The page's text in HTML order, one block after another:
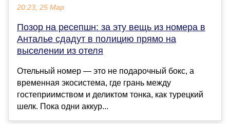
20:23, 25 Мар
Позор на ресепшн: за эту вещь из номера в
Анталье сдадут в полицию прямо на
выселении из отеля
Отельный номер — это не подарочный бокс, а
временная экосистема, где грань между
гостеприимством и деликтом тонка, как турецкий
шелк. Пока одни аккур...